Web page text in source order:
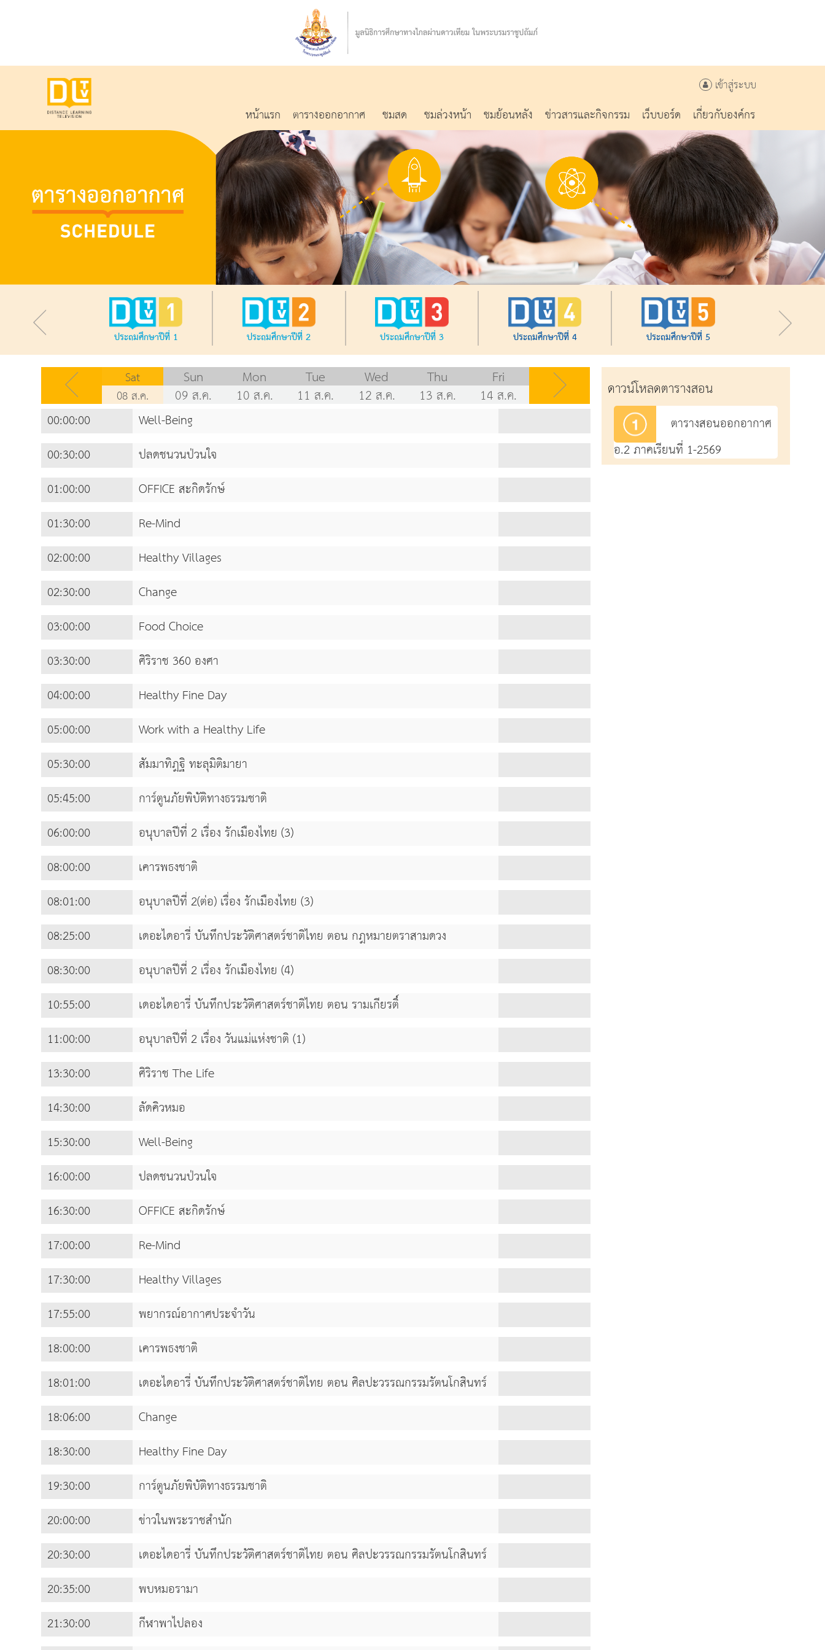
เข้าสู่ระบบ
หน้าแรก ตารางออกอากาศ ชมสด ชมล่วงหน้า ชมย้อนหลัง ข่าวสารและกิจกรรม เว็บบอร์ด เกี่ยวกับองค์กร
ประถมศึกษาปีที่ 1 ประถมศึกษาปีที่ 2 ประถมศึกษาปีที่ 3 ประถมศึกษาปีที่ 4 ประถมศึกษาปีที่ 5
Sat
08 ส.ค.
Sun
09 ส.ค.
Mon
10 ส.ค.
Tue
11 ส.ค.
Wed
12 ส.ค.
Thu
13 ส.ค.
Fri
14 ส.ค.
00:00:00
Well-Being
00:30:00
ปลดชนวนป่วนใจ
01:00:00
OFFICE สะกิดรักษ์
01:30:00
Re-Mind
02:00:00
Healthy Villages
02:30:00
Change
03:00:00
Food Choice
03:30:00
ศิริราช 360 องศา
04:00:00
Healthy Fine Day
05:00:00
Work with a Healthy Life
05:30:00
สัมมาทิฎฐิ ทะลุมิติมายา
05:45:00
การ์ตูนภัยพิบัติทางธรรมชาติ
06:00:00
อนุบาลปีที่ 2 เรื่อง รักเมืองไทย (3)
08:00:00
เคารพธงชาติ
08:01:00
อนุบาลปีที่ 2(ต่อ) เรื่อง รักเมืองไทย (3)
08:25:00
เดอะไดอารี่ บันทึกประวัติศาสตร์ชาติไทย ตอน กฎหมายตราสามดวง
08:30:00
อนุบาลปีที่ 2 เรื่อง รักเมืองไทย (4)
10:55:00
เดอะไดอารี่ บันทึกประวัติศาสตร์ชาติไทย ตอน รามเกียรติ์
11:00:00
อนุบาลปีที่ 2 เรื่อง วันแม่แห่งชาติ (1)
13:30:00
ศิริราช The Life
14:30:00
ลัดคิวหมอ
15:30:00
Well-Being
16:00:00
ปลดชนวนป่วนใจ
16:30:00
OFFICE สะกิดรักษ์
17:00:00
Re-Mind
17:30:00
Healthy Villages
17:55:00
พยากรณ์อากาศประจำวัน
18:00:00
เคารพธงชาติ
18:01:00
เดอะไดอารี่ บันทึกประวัติศาสตร์ชาติไทย ตอน ศิลปะวรรณกรรมรัตนโกสินทร์
18:06:00
Change
18:30:00
Healthy Fine Day
19:30:00
การ์ตูนภัยพิบัติทางธรรมชาติ
20:00:00
ข่าวในพระราชสำนัก
20:30:00
เดอะไดอารี่ บันทึกประวัติศาสตร์ชาติไทย ตอน ศิลปะวรรณกรรมรัตนโกสินทร์
20:35:00
พบหมอรามา
21:30:00
กีฬาพาไปลอง
ดาวน์โหลดตารางสอน
ตารางสอนออกอากาศ
อ.2 ภาคเรียนที่ 1-2569